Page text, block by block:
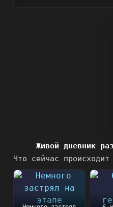
Живой дневник
Что сейчас